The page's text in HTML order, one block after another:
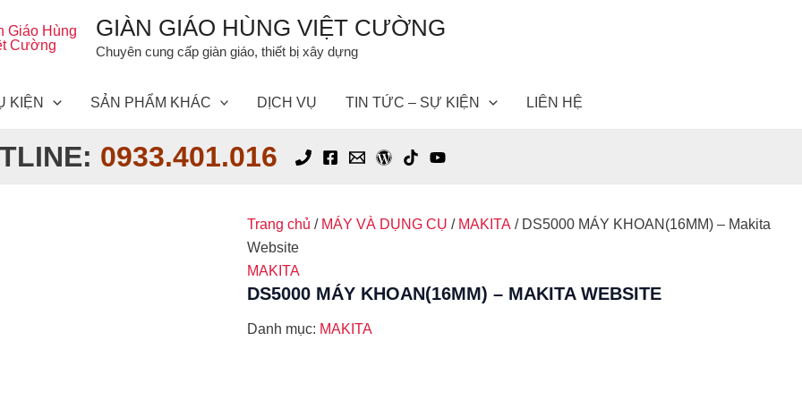
GIÀN GIÁO HÙNG VIỆT CƯỜNG
Chuyên cung cấp giàn giáo, thiết bị xây dựng
KIỆN SẢN PHẨM KHÁC DỊCH VỤ TIN TỨC – SỰ KIỆN LIÊN HỆ
0933.401.016
Trang chủ / MÁY VÀ DỤNG CỤ / MAKITA / DS5000 MÁY KHOAN(16MM) – Makita
Website
MAKITA
DS5000 MÁY KHOAN(16MM) – MAKITA WEBSITE
Danh mục: MAKITA